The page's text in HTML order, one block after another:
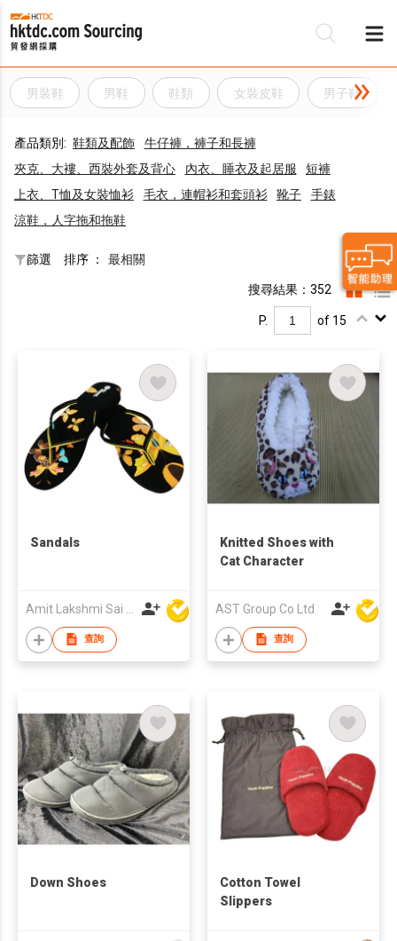
男裝鞋 男鞋 鞋類 女裝皮鞋 男子鞋
產品類別: 鞋類及配飾
牛仔褲，褲子和長褲
夾克、大褸、西裝外套及背心
內衣、睡衣及起居服
短褲
上衣、T恤及女裝恤衫
毛衣，連帽衫和套頭衫 靴子
手錶
涼鞋，人字拖和拖鞋
篩選 排序 ： 最相關
搜尋結果：352
P. of 15
Sandals
查詢
Knitted Shoes with
Cat Character
AST Group Co Ltd
查詢
Down Shoes
Cotton Towel
Slippers